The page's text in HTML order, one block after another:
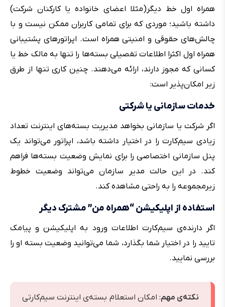
همراه اول خط دیگر(مثلا اعضای خانواده یا کارکنان شرکت)
داشته باشید؛ موردی که برای تمامی کاربران ممکن نیست و با
چالش‌های حقوقی و امنیتی همراه است. اپراتورهای پشتیبانی
همراه اول اکثرا اطلاعات تفصیلی بسته‌ها را تنها به مالک خط یا
کسانی که مجوز دارند، ارائه می‌دهند. چنین کاری تنها از طرق
زیر امکان‌پذیر است:
خدمات سازمانی یا شرکتی
اگر شرکت یا سازمانی بخواهد مدیریت بسته‎‌های اینترنت تعداد
زیادی سیم‌کارت را در اختیار داشته باشد، اپراتور می‌تواند یک
پنل سازمانی اختصاصی را برای نمایش وضعیت بسته‌ها فراهم
کند. در این حالت مدیر سازمان می‌تواند وضعیت خطوط
زیرمجموعه را به راحتی مشاهده کند.
استفاده از اپلیکیشن “همراه من” مشترک دیگر
اگر دارنده‌ی سیم‌کارت اطلاعات ورود به اپلیکیشن و پیامک
تایید را در اختیار شما بگذارد، شما می‌توانید وضعیت بسته او را
بررسی نمایید.
نکته‌ی مهم: امکان استعلام بسته‌ی اینترنت سیم‌کارتی